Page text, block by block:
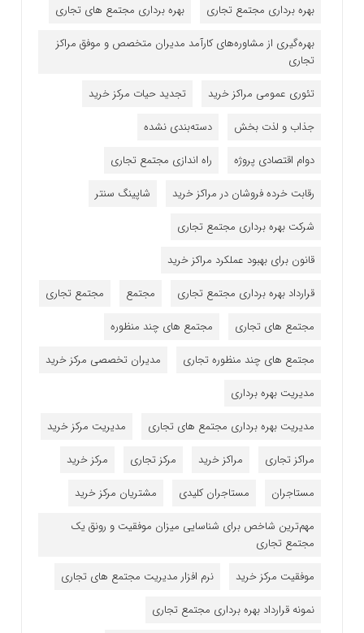
بهره برداری مجتمع تجاری
بهره برداری مجتمع های تجاری
بهره‌گیری از مشاوره‌های کارآمد مدیران متخصص و موفق مراکز
تجاری
تئوری عمومی مراکز خرید
تجدید حیات مرکز خرید
جذاب و لذت بخش
دسته‌بندی نشده
دوام اقتصادی پروژه
راه اندازی مجتمع تجاری
رقابت خرده فروشان در مراکز خرید
شاپینگ سنتر
شرکت بهره برداری مجتمع تجاری
قانون برای بهبود عملکرد مراکز خرید
قرارداد بهره برداری مجتمع تجاری
مجتمع
مجتمع تجاری
مجتمع های تجاری
مجتمع های چند منظوره
مجتمع های چند منظوره تجاری
مدیران تخصصی مرکز خرید
مدیریت بهره برداری
مدیریت بهره برداری مجتمع های تجاری
مدیریت مرکز خرید
مراکز تجاری
مراکز خرید مرکز تجاری
مرکز خرید
مستاجران
مستاجران کلیدی
مشتریان مرکز خرید
مهم‌ترین شاخص برای شناسایی میزان موفقیت و رونق یک
مجتمع تجاری
موفقیت مرکز خرید
نرم افزار مدیریت مجتمع های تجاری
نمونه قرارداد بهره برداری مجتمع تجاری